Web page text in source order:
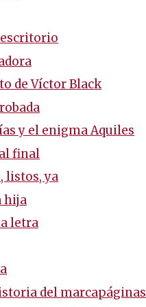
de Víctor Black
y el enigma Aquiles
final
listos, ya
hija
letra
del marcapáginas